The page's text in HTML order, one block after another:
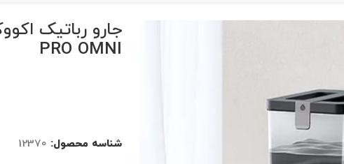
PRO OMNI
شناسه محصول: 12370